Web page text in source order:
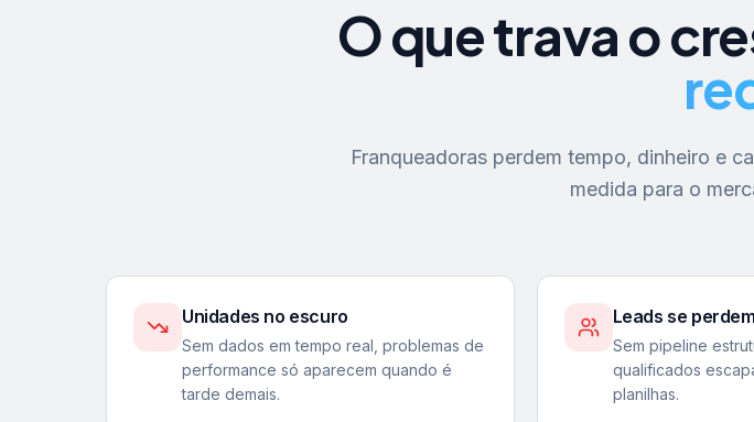
O que trava o
Franqueadoras perdem tempo, dinheiro e
medida para o
Unidades no escuro
Sem dados em tempo real, problemas de
performance só aparecem quando é
tarde demais.
Leads se
Sem pipeline
qualificados
planilhas.